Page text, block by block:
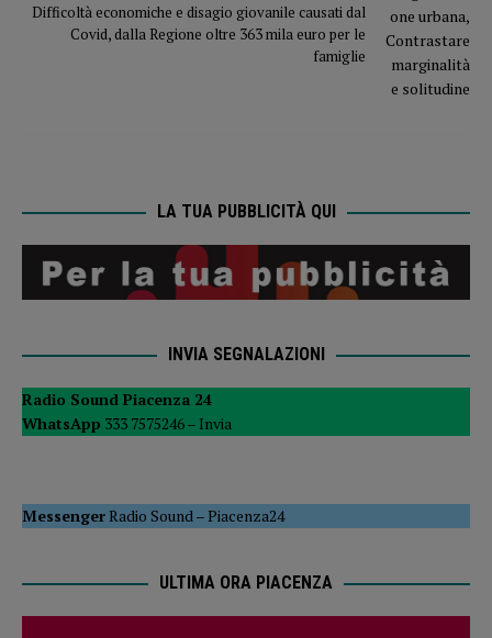
Difficoltà economiche e disagio giovanile causati dal
Covid, dalla Regione oltre 363 mila euro per le
famiglie
LA TUA PUBBLICITÀ QUI
INVIA SEGNALAZIONI
Radio Sound Piacenza 24
WhatsApp 333 7575246 – Invia
MessengerRadio Sound–Piacenza24
ULTIMA ORA PIACENZA